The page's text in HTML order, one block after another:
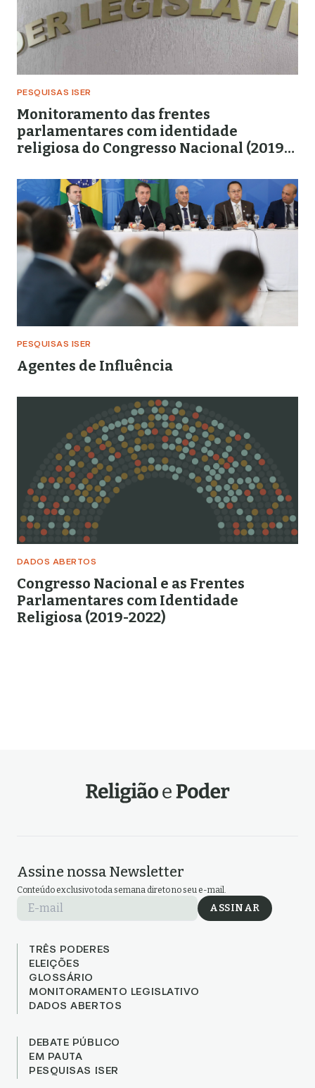
PESQUISAS ISER
Monitoramento das frentes
parlamentares com identidade
religiosa do Congresso Nacional (2019-
PESQUISAS ISER
Agentes de Influência
DADOS ABERTOS
Congresso Nacional e as Frentes
Parlamentares com Identidade
Religiosa (2019-2022)
Assine nossa Newsletter
Conteúdo exclusivo toda semana direto no seu e-mail.
E-mail ASSINAR
TRÊS PODERES
ELEIÇÕES
GLOSSÁRIO
MONITORAMENTO LEGISLATIVO
DADOS ABERTOS
DEBATE PÚBLICO
EM PAUTA
PESQUISAS ISER